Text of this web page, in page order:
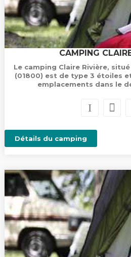
CAMPING
Le camping Claire Rivière,
(01800) est de type 3 étoiles
emplacements dans le
Détails du camping